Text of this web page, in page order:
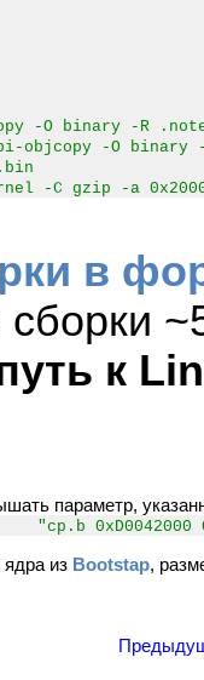
-O binary -R
objcopy -O
-C gzip -a
в
к
параметр,
"cp.b 0xD0042000
ядра из Bootstap,